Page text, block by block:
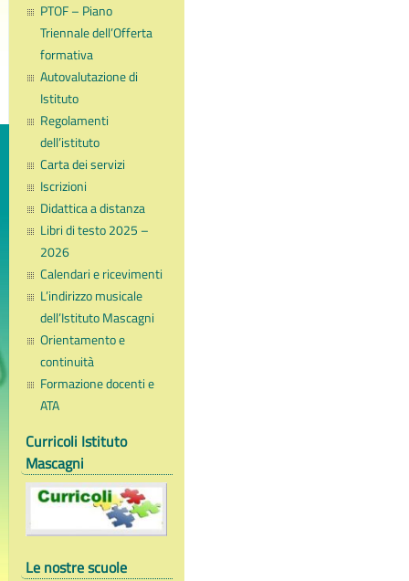
PTOF – Piano
Triennale dell’Offerta
formativa
Autovalutazione di
Istituto
Regolamenti
dell’istituto
Carta dei servizi
Iscrizioni
Didattica a distanza
Libri di testo 2025 –
2026
Calendari e ricevimenti
L’indirizzo musicale
dell’Istituto Mascagni
Orientamento e
continuità
Formazione docenti e
ATA
Curricoli Istituto
Mascagni
Le nostre scuole